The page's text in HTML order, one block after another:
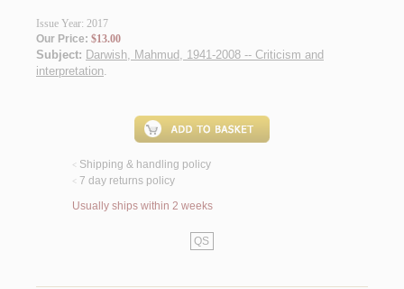
Issue Year: 2017
Our Price: $13.00
Subject: Darwish, Mahmud, 1941-2008 -- Criticism and
interpretation.
< Shipping & handling policy
< 7 day returns policy
Usually ships within 2 weeks
QS